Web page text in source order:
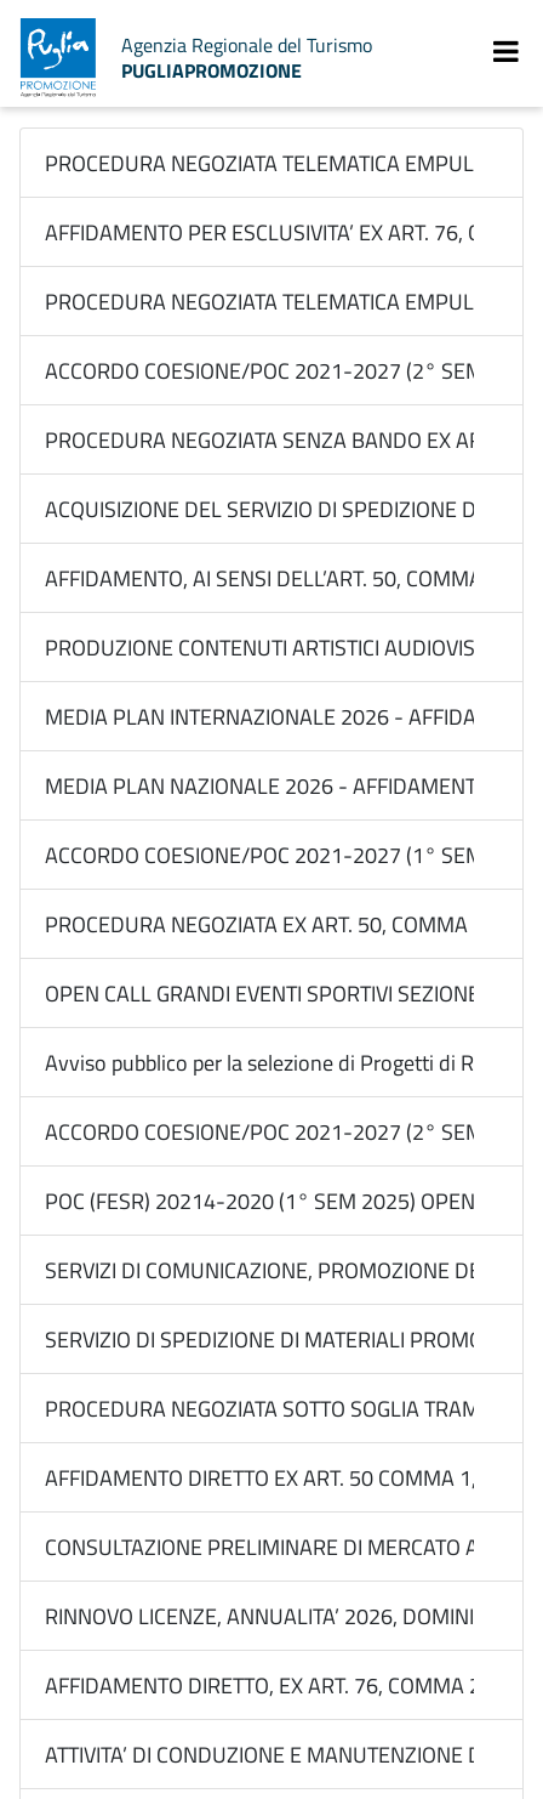
Agenzia Regionale del Turismo
PUGLIAPROMOZIONE
PROCEDURA NEGOZIATA TELEMATICA EMPULIA
AFFIDAMENTO PER ESCLUSIVITA’ EX ART. 76,
PROCEDURA NEGOZIATA TELEMATICA EMPULIA EX
ACCORDO COESIONE/POC 2021-2027 (2° SEM 2026)
PROCEDURA NEGOZIATA SENZA BANDO EX ART.
ACQUISIZIONE DEL SERVIZIO DI SPEDIZIONE DI
AFFIDAMENTO, AI SENSI DELL’ART. 50, COMMA 1,
PRODUZIONE CONTENUTI ARTISTICI AUDIOVISIVI
MEDIA PLAN INTERNAZIONALE 2026 -
MEDIA PLAN NAZIONALE 2026 - AFFIDAMENTI IN
ACCORDO COESIONE/POC 2021-2027 (1° SEM
PROCEDURA NEGOZIATA EX ART. 50, COMMA 1,
OPEN CALL GRANDI EVENTI SPORTIVI SEZIONE
Avviso pubblico per la selezione di Progetti di Rete
ACCORDO COESIONE/POC 2021-2027 (2° SEM
POC (FESR) 20214-2020 (1° SEM 2025) OPEN CALL
SERVIZI DI COMUNICAZIONE, PROMOZIONE DEL
SERVIZIO DI SPEDIZIONE DI MATERIALI
PROCEDURA NEGOZIATA SOTTO SOGLIA TRAMITE
AFFIDAMENTO DIRETTO EX ART. 50 COMMA 1,
CONSULTAZIONE PRELIMINARE DI MERCATO
RINNOVO LICENZE, ANNUALITA’ 2026, DOMINI E
AFFIDAMENTO DIRETTO, EX ART. 76, COMMA 2,
ATTIVITA’ DI CONDUZIONE E MANUTENZIONE DEL